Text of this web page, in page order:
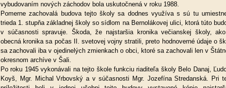
vybudovaním nových záchodov bola uskutočnená v roku 1988.
Pomerne zachovalá budova tejto školy sa dodnes využíva s sú tu
trieda 1. stupňa základnej školy so sídlom na Bernolákovej ulici, ktorá túto
v súčasnosti spravuje. Škoda, že najstaršia kronika večianskej školy,
obecná kronika sa počas II. svetovej vojny stratili, preto hodnoverné údaje o
sa zachovali iba v ojedinelých zmienkach o obci, ktoré sa zachovali len v
okresnom archíve v Šali.
Po roku 1945 vykonávali na tejto škole funkciu riaditeľa školy Belo Danaj,
Koyš, Mgr. Michal Vrbovský a v súčasnosti Mgr. Jozefína Stredanská. Pri